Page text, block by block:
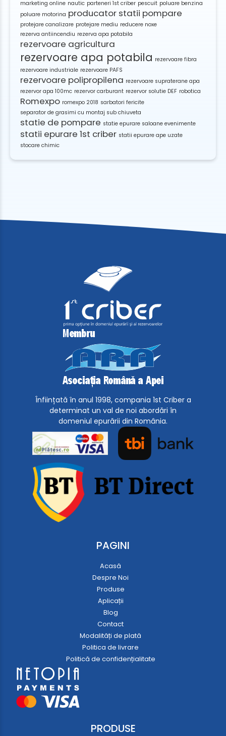
marketing online nautic parteneri 1st criber pescuit poluare benzina
poluare motorina producator statii pompare
protejare canalizare protejare mediu reducere noxe
rezerva antiincendiu rezerva apa potabila
rezervoare agricultura
rezervoare apa potabila rezervoare fibra
rezervoare industriale rezervoare PAFS
rezervoare polipropilena rezervoare supraterane apa
rezervor apa 100mc rezervor carburant rezervor solutie DEF robotica
Romexpo romexpo 2018 sarbatori fericite
separator de grasimi cu montaj sub chiuveta
statie de pompare statie epurare saloane evenimente
statii epurare 1st criber statii epurare ape uzate
stocare chimic
Înființată în anul 1998, compania 1st Criber a
determinat un val de noi abordări în
domeniul epurării din România.
PAGINI
Acasă
Despre Noi
Produse
Aplicații
Blog
Contact
Modalități de plată
Politica de livrare
Politică de confidențialitate
PRODUSE